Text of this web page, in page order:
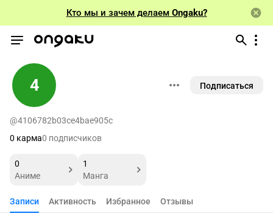
Кто мы и зачем делаем Ongaku?
4 Подписаться
@4106782b03ce4bae905c
0 карма0 подписчиков
0
Аниме
1
Манга
Записи Активность Избранное Отзывы